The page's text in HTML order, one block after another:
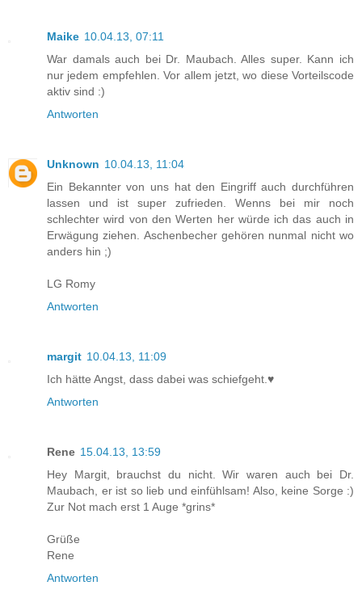
Maike 10.04.13, 07:11
War damals auch bei Dr. Maubach. Alles super. Kann ich
nur jedem empfehlen. Vor allem jetzt, wo diese Vorteilscode
aktiv sind :)
Antworten
Unknown 10.04.13, 11:04
Ein Bekannter von uns hat den Eingriff auch durchführen
lassen und ist super zufrieden. Wenns bei mir noch
schlechter wird von den Werten her würde ich das auch in
Erwägung ziehen. Aschenbecher gehören nunmal nicht wo
anders hin ;)
LG Romy
Antworten
margit 10.04.13, 11:09
Ich hätte Angst, dass dabei was schiefgeht.♥
Antworten
Rene 15.04.13, 13:59
Hey Margit, brauchst du nicht. Wir waren auch bei Dr.
Maubach, er ist so lieb und einfühlsam! Also, keine Sorge :)
Zur Not mach erst 1 Auge *grins*
Grüße
Rene
Antworten